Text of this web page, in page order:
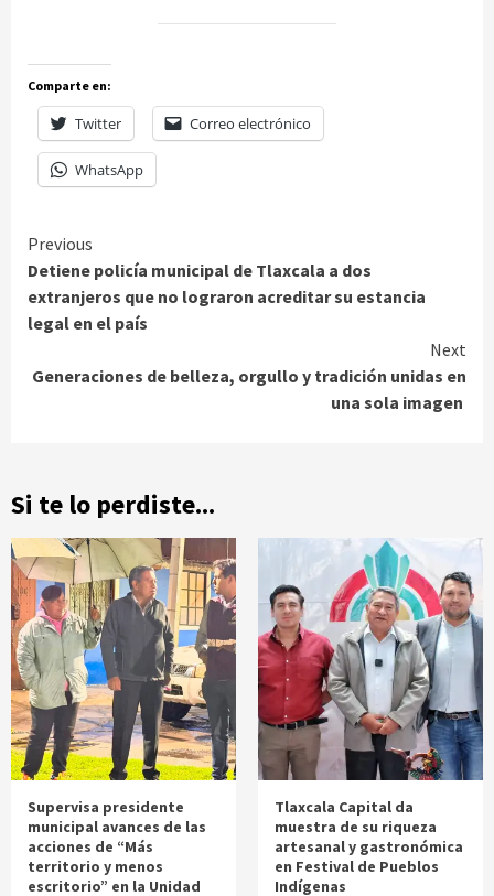
Comparte en:
Twitter Correo electrónico
WhatsApp
Continue
Reading
Previous
Detiene policía municipal de Tlaxcala a dos
extranjeros que no lograron acreditar su estancia
legal en el país
Next
Generaciones de belleza, orgullo y tradición unidas en
una sola imagen
Si te lo perdiste...
Supervisa presidente
municipal avances de las
acciones de “Más
territorio y menos
escritorio” en la Unidad
Tlaxcala Capital da
muestra de su riqueza
artesanal y gastronómica
en Festival de Pueblos
Indígenas